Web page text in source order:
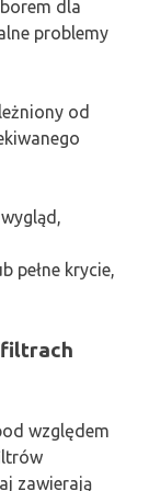
dla
problemy
od
pełne krycie,
filtrach
względem
zawierają